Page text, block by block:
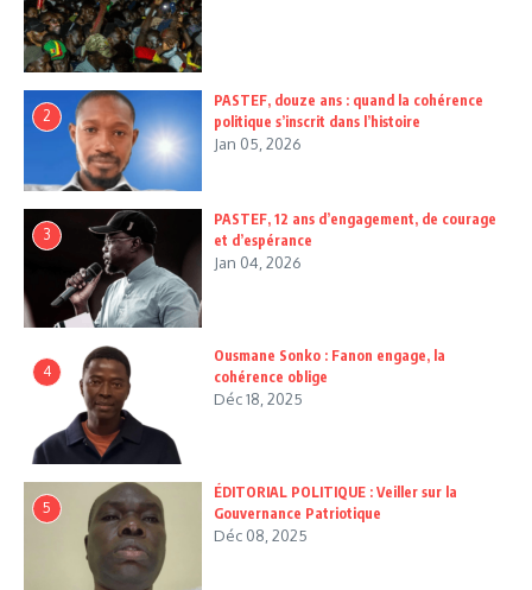
2
PASTEF, douze ans : quand la cohérence
politique s’inscrit dans l’histoire
Jan 05, 2026
3
PASTEF, 12 ans d’engagement, de courage
et d’espérance
Jan 04, 2026
4
Ousmane Sonko : Fanon engage, la
cohérence oblige
Déc 18, 2025
5
ÉDITORIAL POLITIQUE : Veiller sur la
Gouvernance Patriotique
Déc 08, 2025